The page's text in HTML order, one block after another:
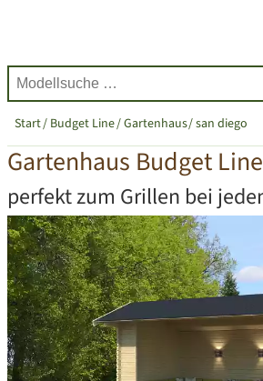
Start Budget Line Gartenhaus san diego
Gartenhaus Budget
perfekt zum Grillen bei